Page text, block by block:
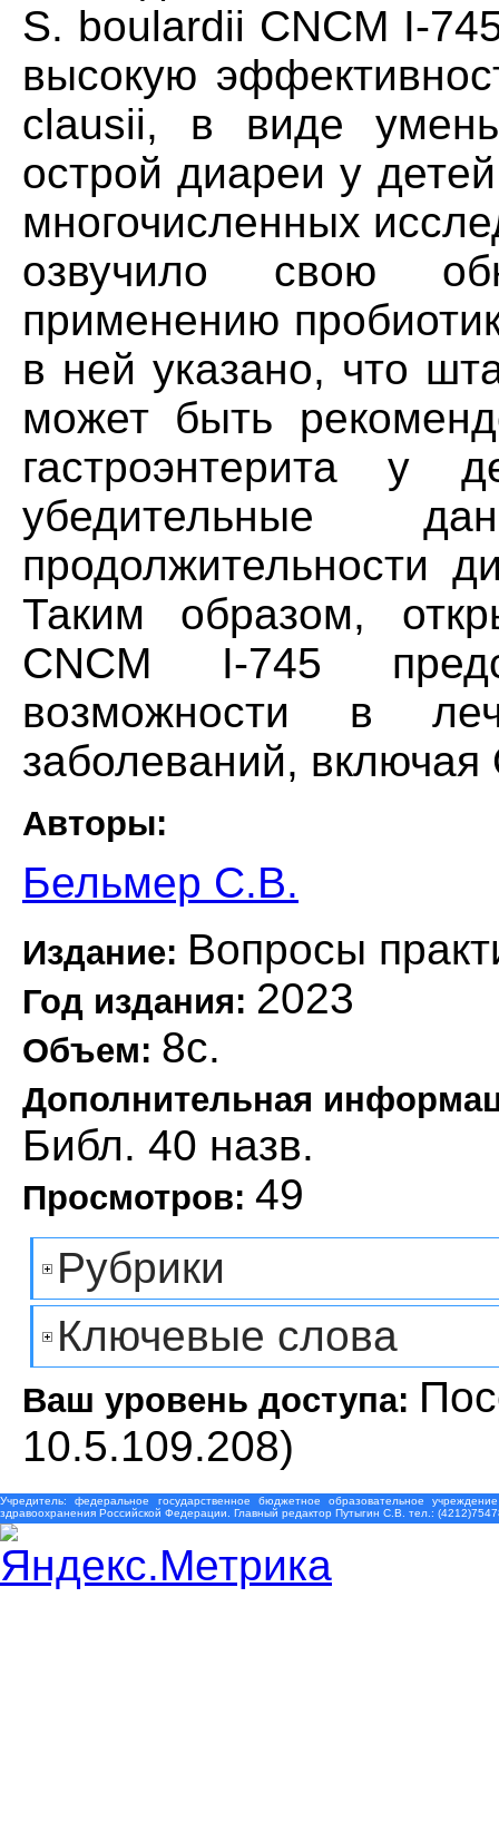
S. boulardii CNCM I-
высокую
clausii, в виде
острой диареи у
многочисленных
озвучило свою
применению
в ней указано, что
может быть
гастроэнтерита у
убедительные
продолжительности
Таким образом,
CNCM I-745
возможности в
заболеваний,
Авторы:
Бельмер С.В.
Издание: Вопросы
Год издания: 2023
Объем: 8с.
Дополнительная
Библ. 40 назв.
Просмотров: 49
Рубрики
Ключевые слова
Ваш уровень доступа:
10.5.109.208)
Учредитель: федеральное государственное бюджетное образовательное
здравоохранения Российской Федерации. Главный редактор Путыгин С.В. тел.: